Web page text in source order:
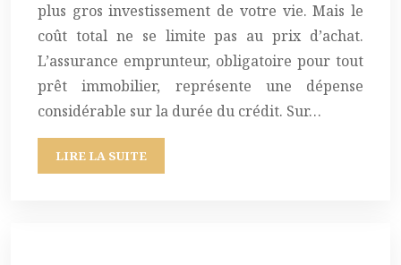
plus gros investissement de votre vie. Mais le
coût total ne se limite pas au prix d’achat.
L’assurance emprunteur, obligatoire pour tout
prêt immobilier, représente une dépense
considérable sur la durée du crédit. Sur…
LIRE LA SUITE